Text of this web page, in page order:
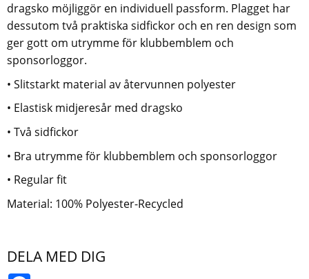
dragsko möjliggör en individuell passform. Plagget har
dessutom två praktiska sidfickor och en ren design som
ger gott om utrymme för klubbemblem och
sponsorloggor.
• Slitstarkt material av återvunnen polyester
• Elastisk midjeresår med dragsko
• Två sidfickor
• Bra utrymme för klubbemblem och sponsorloggor
• Regular fit
Material: 100% Polyester-Recycled
DELA MED DIG